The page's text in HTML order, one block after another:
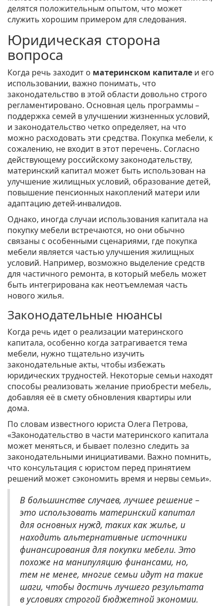
делятся положительным опытом, что может
служить хорошим примером для следования.
Юридическая сторона
вопроса
Когда речь заходит о материнском капитале и его
использовании, важно понимать, что
законодательство в этой области довольно строго
регламентировано. Основная цель программы –
поддержка семей в улучшении жизненных условий,
и законодательство четко определяет, на что
можно расходовать эти средства. Покупка мебели, к
сожалению, не входит в этот перечень. Согласно
действующему российскому законодательству,
материнский капитал может быть использован на
улучшение жилищных условий, образование детей,
повышение пенсионных накоплений матери или
адаптацию детей-инвалидов.
Однако, иногда случаи использования капитала на
покупку мебели встречаются, но они обычно
связаны с особенными сценариями, где покупка
мебели является частью улучшения жилищных
условий. Например, возможно выделение средств
для частичного ремонта, в который мебель может
быть интегрирована как неотъемлемая часть
нового жилья.
Законодательные нюансы
Когда речь идет о реализации материнского
капитала, особенно когда затрагивается тема
мебели, нужно тщательно изучить
законодательные акты, чтобы избежать
юридических трудностей. Некоторые семьи находят
способы реализовать желание приобрести мебель,
добавляя её в смету обновления квартиры или
дома.
По словам известного юриста Олега Петрова,
«Законодательство в части материнского капитала
может меняться, и бывает полезно следить за
законодательными инициативами. Важно помнить,
что консультация с юристом перед принятием
решений может сэкономить время и нервы семьи».
В большинстве случаев, лучшее решение –
это использовать материнский капитал
для основных нужд, таких как жилье, и
находить альтернативные источники
финансирования для покупки мебели. Это
похоже на манипуляцию финансами, но,
тем не менее, многие семьи идут на такие
шаги, чтобы достичь лучшего результата
в условиях строгой бюджетной экономии.